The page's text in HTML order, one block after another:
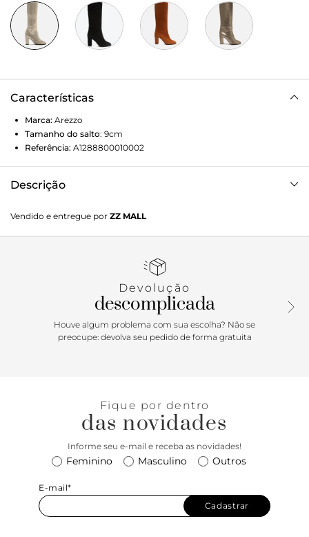
Características
Marca: Arezzo
Tamanho do salto: 9cm
Referência: A1288800010002
Descrição
cano longo e o acabamento metalizado. Cria looks
charmosos e elegantes e combina com as mais diversas
Vendido e entregue por ZZ MALL
Devolução
descomplicada
Houve algum problema com sua escolha? Não se
preocupe: devolva seu pedido de forma gratuita
Fique por dentro
das novidades
Informe seu e-mail e receba as novidades!
Feminino Masculino Outros
E-mail*
Cadastrar